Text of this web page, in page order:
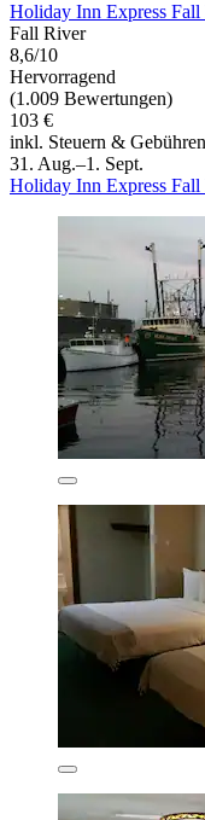
Holiday Inn Express
Fall River
8,6/10
Hervorragend
(1.009 Bewertungen)
103 €
inkl. Steuern & Gebühren
31. Aug.–1. Sept.
Holiday Inn Express